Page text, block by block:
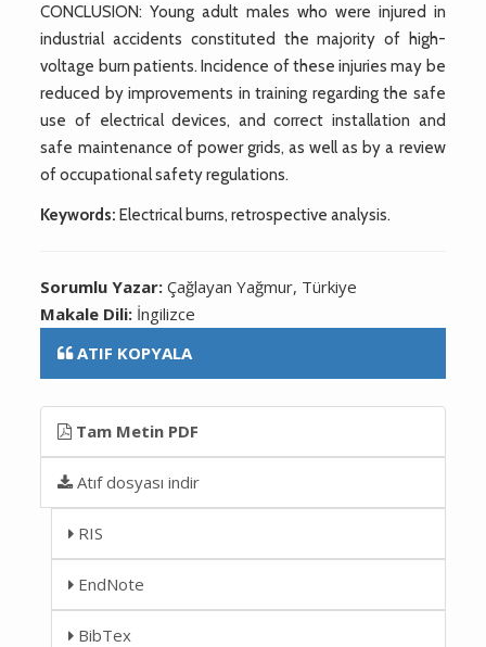
CONCLUSION: Young adult males who were injured in
industrial accidents constituted the majority of high-
voltage burn patients. Incidence of these injuries may be
reduced by improvements in training regarding the safe
use of electrical devices, and correct installation and
safe maintenance of power grids, as well as by a review
of occupational safety regulations.
Keywords: Electrical burns, retrospective analysis.
Sorumlu Yazar:Çağlayan Yağmur, Türkiye
Makale Dili: İngilizce
ATIF KOPYALA
Tam Metin PDF
Atıf dosyası indir
RIS
EndNote
BibTex